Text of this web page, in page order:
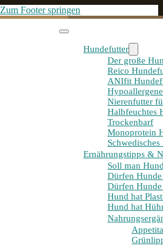
Zum Footer springen
Hundefutter
Der große
Reico
ANIfit
Nierenfutter
Halbfeuchtes
Trockenbarf
Monoprotein
Ernährungstipps &
Soll man
Dürfen
Dürfen Hunde
Hund hat
Hund hat